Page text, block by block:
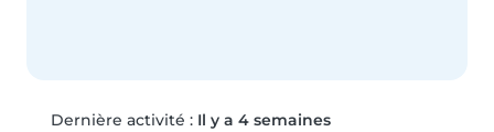
Dernière activité : Il y a 4 semaines